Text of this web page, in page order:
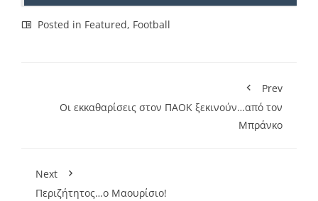
Posted in Featured, Football
Prev
Oι εκκαθαρίσεις στον ΠΑΟΚ ξεκινούν…από τον
Μπράνκο
Next
Περιζήτητος…ο Μαουρίσιο!